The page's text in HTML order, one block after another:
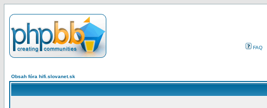
FAQ
Obsah fóra hifi.slovanet.sk